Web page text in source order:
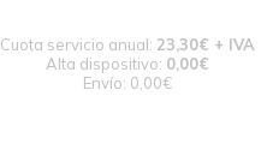
Cuota servicio anual: 23,30€ + IVA
Alta dispositivo: 0,00€
Envío: 0,00€